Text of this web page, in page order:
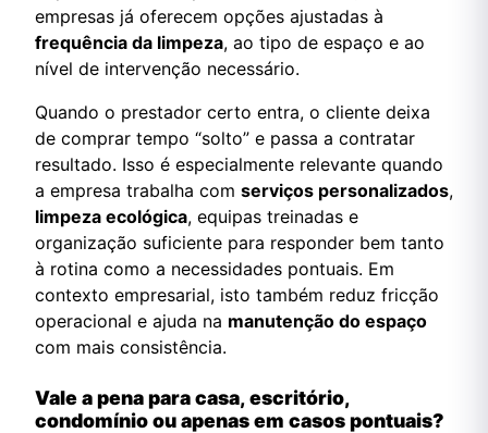
empresas já oferecem opções ajustadas à
frequência da limpeza, ao tipo de espaço e ao
nível de intervenção necessário.
Quando o prestador certo entra, o cliente deixa
de comprar tempo “solto” e passa a contratar
resultado. Isso é especialmente relevante quando
a empresa trabalha com serviços personalizados,
limpeza ecológica, equipas treinadas e
organização suficiente para responder bem tanto
à rotina como a necessidades pontuais. Em
contexto empresarial, isto também reduz fricção
operacional e ajuda na manutenção do espaço
com mais consistência.
Vale a pena para casa, escritório,
condomínio ou apenas em casos pontuais?